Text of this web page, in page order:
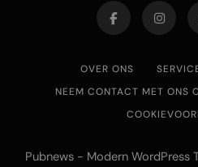
OVER ONS
NEEM CONTACT MET ONS
Pubnews - Modern WordPress